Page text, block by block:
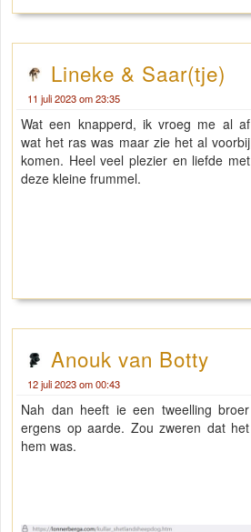
Lineke & Saar(tje)
11 juli 2023 om 23:35
Wat een knapperd, ik vroeg me al af
wat het ras was maar zie het al voorbij
komen. Heel veel plezier en liefde met
deze kleine frummel.
Anouk van Botty
12 juli 2023 om 00:43
Nah dan heeft ie een tweelling broer
ergens op aarde. Zou zweren dat het
hem was.